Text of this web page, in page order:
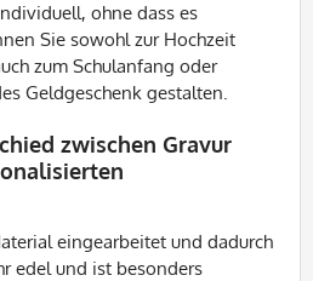
ohne dass es
Sie sowohl zur Hochzeit
zum Schulanfang oder
Geldgeschenk gestalten.
zwischen Gravur
eingearbeitet und dadurch
edel und ist besonders